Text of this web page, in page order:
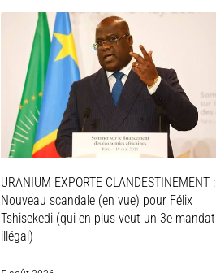
URANIUM EXPORTE CLANDESTINEMENT :
Nouveau scandale (en vue) pour Félix
Tshisekedi (qui en plus veut un 3e mandat
illégal)